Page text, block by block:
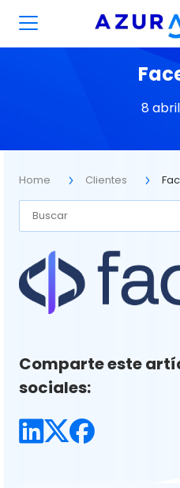
8
Home Clientes
Comparte este
sociales: